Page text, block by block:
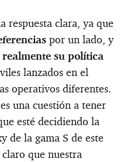
respuesta clara, ya que
por un lado, y
su política
lanzados en el
operativos diferentes.
una cuestión a tener
esté decidiendo la
de la gama S de este
que nuestra